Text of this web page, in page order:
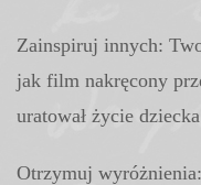
Zainspiruj innych:
jak film nakręcony
uratował życie
Otrzymuj